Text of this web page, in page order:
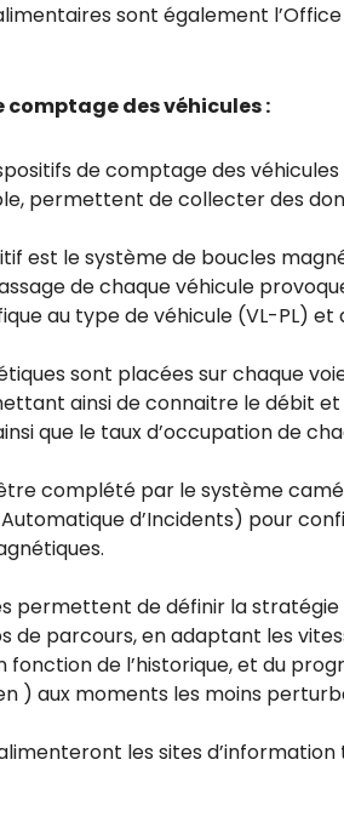
sont également
comptage des véhicules :
de comptage des véhicules
permettent de collecter des
est le système de boucles
de chaque véhicule
au type de véhicule (VL-PL) et
sont placées sur chaque
ainsi de connaitre le débit
que le taux d’occupation de
complété par le système
d’Incidents) pour
permettent de définir la
de parcours, en adaptant les
fonction de l’historique, et du
) aux moments les moins
les sites